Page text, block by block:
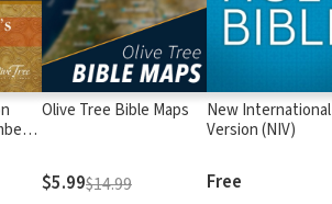
Olive Tree Bible Maps
$5.99$14.99
New International
Version (NIV)
Free